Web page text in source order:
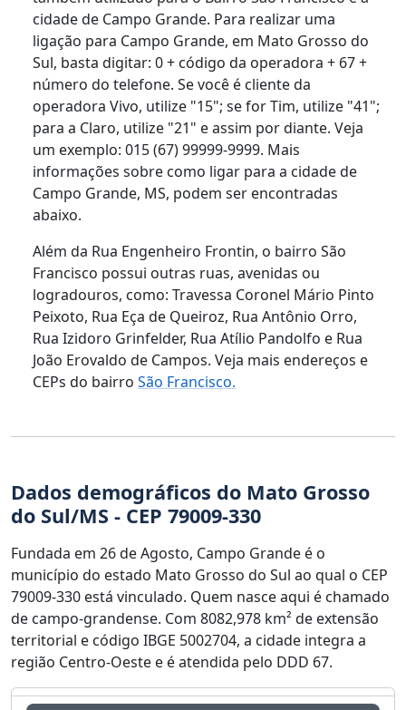
cidade de Campo Grande. Para realizar uma
ligação para Campo Grande, em Mato Grosso do
Sul, basta digitar: 0 + código da operadora + 67 +
número do telefone. Se você é cliente da
operadora Vivo, utilize "15"; se for Tim, utilize "41";
para a Claro, utilize "21" e assim por diante. Veja
um exemplo: 015 (67) 99999-9999. Mais
informações sobre como ligar para a cidade de
Campo Grande, MS, podem ser encontradas
abaixo.
Além da Rua Engenheiro Frontin, o bairro São
Francisco possui outras ruas, avenidas ou
logradouros, como: Travessa Coronel Mário Pinto
Peixoto, Rua Eça de Queiroz, Rua Antônio Orro,
Rua Izidoro Grinfelder, Rua Atílio Pandolfo e Rua
João Erovaldo de Campos. Veja mais endereços e
CEPs do bairro São Francisco.
Dados demográficos do Mato Grosso
do Sul/MS - CEP 79009-330
Fundada em 26 de Agosto, Campo Grande é o
município do estado Mato Grosso do Sul ao qual o CEP
79009-330 está vinculado. Quem nasce aqui é chamado
de campo-grandense. Com 8082,978 km² de extensão
territorial e código IBGE 5002704, a cidade integra a
região Centro-Oeste e é atendida pelo DDD 67.